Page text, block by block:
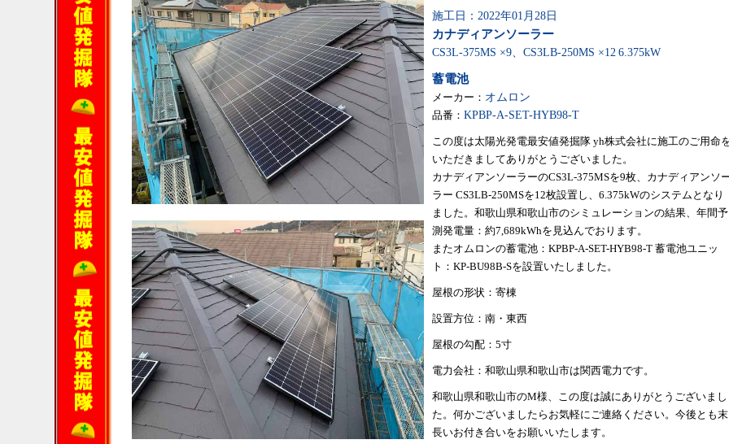
施工日：2022年01月28日
カナディアンソーラー
CS3L-375MS ×9、CS3LB-250MS ×12 6.375kW
蓄電池
メーカー： オムロン
品番： KPBP-A-SET-HYB98-T
この度は太陽光発電最安値発掘隊 yh株式会社に施工のご用命
いただきましてありがとうございました。
カナディアンソーラーのCS3L-375MSを9枚、カナディアンソ
ラー CS3LB-250MSを12枚設置し、6.375kWのシステムとなり
ました。和歌山県和歌山市のシミュレーションの結果、年間予
測発電量：約7,689kWhを見込んでおります。
またオムロンの蓄電池：KPBP-A-SET-HYB98-T 蓄電池ユニッ
ト：KP-BU98B-Sを設置いたしました。
屋根の形状：寄棟
設置方位：南・東西
屋根の勾配：5寸
電力会社：和歌山県和歌山市は関西電力です。
和歌山県和歌山市のM様、この度は誠にありがとうございまし
た。何かございましたらお気軽にご連絡ください。今後とも末
長いお付き合いをお願いいたします。